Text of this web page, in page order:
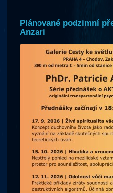
Plánované podzimní
Anzari